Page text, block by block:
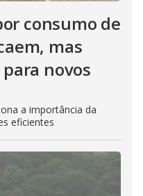
consumo de
mas
novos
a importância da
eficientes